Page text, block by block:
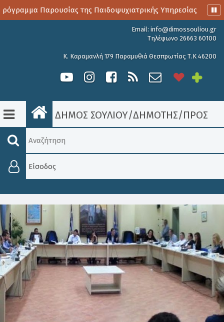
Παρουσίας της Παιδοψυχιατρικής Υπηρεσίας
Email: info@dimossouliou.gr
Τηλέφωνο 26663 60100
Κ. Καραμανλή 179 Παραμυθιά Θεσπρωτίας Τ.Κ 46200
ΔΗΜΟΣ ΣΟΥΛΙΟΥ/ΔΗΜΟΤΗΣ/
Είσοδος